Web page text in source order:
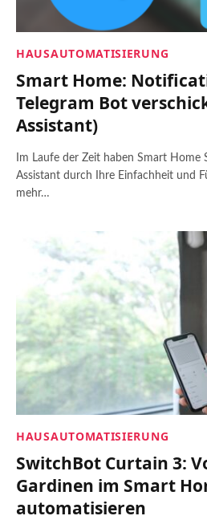
HAUSAUTOMATISIERUNG
Smart Home:
Telegram Bot
Assistant)
Im Laufe der Zeit haben Smart Home
Assistant durch Ihre Einfachheit und
mehr…
HAUSAUTOMATISIERUNG
SwitchBot Curtain 3:
Gardinen im Smart
automatisieren